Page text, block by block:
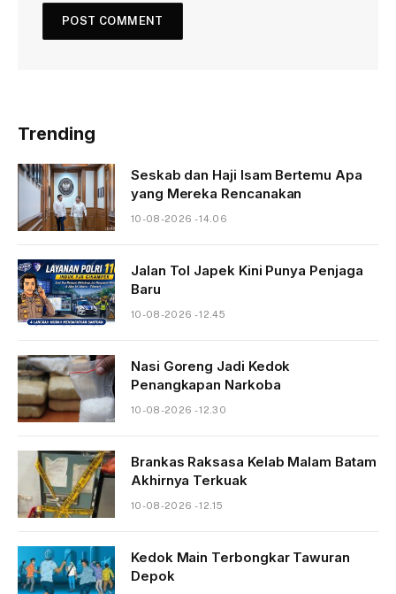
Trending
Seskab dan Haji Isam Bertemu Apa
yang Mereka Rencanakan
10-08-2026 - 14.06
Jalan Tol Japek Kini Punya Penjaga
Baru
10-08-2026 - 12.45
Nasi Goreng Jadi Kedok
Penangkapan Narkoba
10-08-2026 - 12.30
Brankas Raksasa Kelab Malam Batam
Akhirnya Terkuak
10-08-2026 - 12.15
Kedok Main Terbongkar Tawuran
Depok